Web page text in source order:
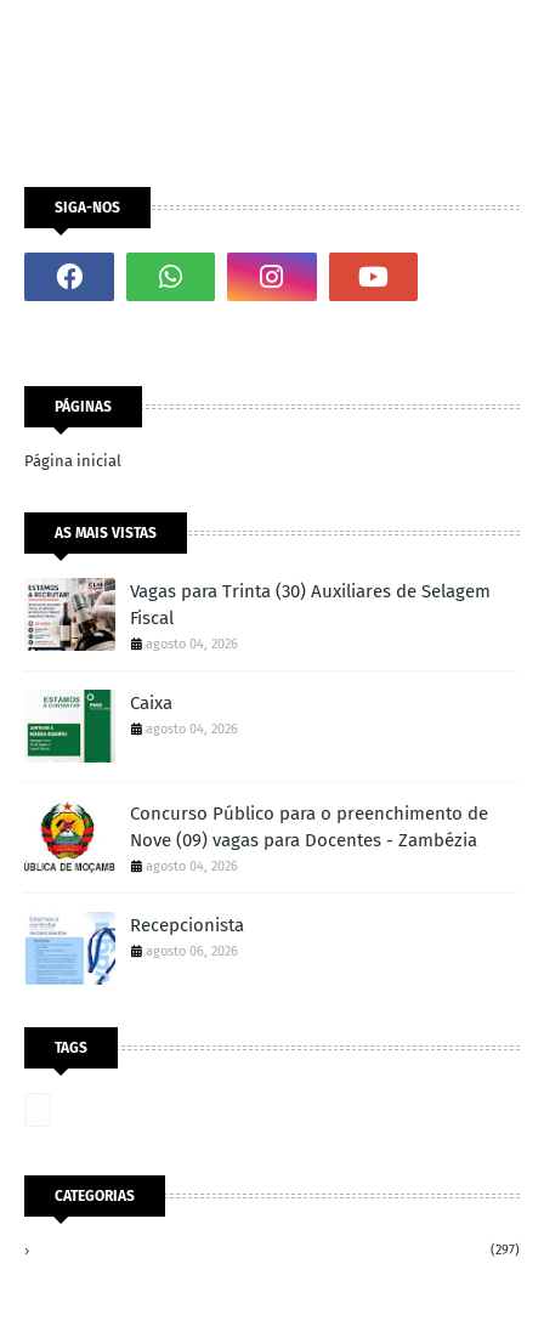
SIGA-NOS
PÁGINAS
Página inicial
AS MAIS VISTAS
Vagas para Trinta (30) Auxiliares de Selagem
Fiscal
agosto 04, 2026
Caixa
agosto 04, 2026
Concurso Público para o preenchimento de
Nove (09) vagas para Docentes - Zambézia
agosto 04, 2026
Recepcionista
agosto 06, 2026
TAGS
CATEGORIAS
(297)